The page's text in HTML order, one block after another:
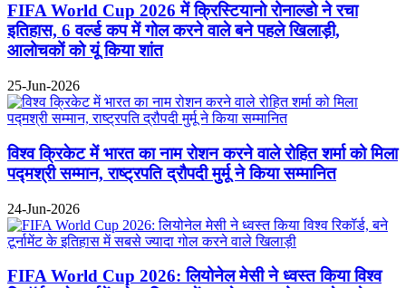
FIFA World Cup 2026 में क्रिस्टियानो रोनाल्डो ने रचा
इतिहास, 6 वर्ल्ड कप में गोल करने वाले बने पहले खिलाड़ी,
आलोचकों को यूं किया शांत
25-Jun-2026
विश्व क्रिकेट में भारत का नाम रोशन करने वाले रोहित शर्मा को मिला
पद्मश्री सम्मान, राष्ट्रपति द्रौपदी मुर्मू ने किया सम्मानित
24-Jun-2026
FIFA World Cup 2026: लियोनेल मेसी ने ध्वस्त किया विश्व